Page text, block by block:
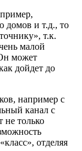
домов и т.д., то
т.к.
малой
может
дойдет до
например с
канал с
не только
отделяя